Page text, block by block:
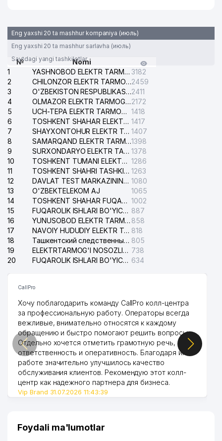
31 AKWA FOODS IMPEX XK MChJ
32
MUASSASASI
KOMPYUTER OSIYO НАУЧНО-
ТЕХНИЧЕСКИЙ ПАРК IIChK MChJ
SAKURA CITY MChJ
UNITED TRADE SYSTEM MChJ
ELECTRON MEDIA SERVIS MChJ
GABUROV EVGENIY MIHAYLOVICH
YAKKA TARTIBDAGI TADBIRKOR
AFROSIYOB-SAN'AT XUSUSIY
KORXONASI
KRILAK ASIASTROY MChJ
O'ZBEKISTON RESPUBLIKA FANLAR
AKADEMIYASI
43
O'ZBEKISTON RESPUBLIKASI
EKOLOGIYANI VA TABIATNI
MUHOFAZA QILISH DAVLAT
QO'MITASI
44 MAGNA TECHNOLOGIES MChJ
45 BISH-SERVIS MChJ
ELChINONASI
Eng yaxshi 20 ta mashhur kompaniya (июль)
Eng yaxshi 20 ta mashhur sarlavha (июль)
Saytdagi yangi tashkilotlar
№
Nomi
1
YASHNOBOD ELEKTR TARMOG'I NOSOZLIKLARI XIZMATI 3182
2
CHILONZOR ELEKTR TARMOG'I NOSOZLIK XIZMATI2459
3
O'ZBEKISTON RESPUBLIKASI BOSH PROKURATURASI ISHONCH TELEFONI2411
4
OLMAZOR ELEKTR TARMOG'I NOSOZLIKLARI XIZMATI2172
5
UCH-TEPA ELEKTR TARMOG'I NOSOZLIKLARI XIZMATI 1418
6
TOSHKENT SHAHAR ELEKTR TARMOQLARI KORXONASI AJ 1417
7
SHAYXONTOHUR ELEKTR TARMOG'I NOSOZLIKLARINI TUZATISH XIZMATI 1407
8
SAMARQAND ELEKTR TARMOQLARI AJ1398
9
SURXONDARYO ELEKTR TARMOQLARI AJ 1378
10
TOSHKENT TUMANI ELEKTR TARMOG'I AVARIYA XIZMATI 1286
11
TOSHKENT SHAHRI TASHKILOT TELEFONLARI HAQIDA MA'LUMOT BYUROSI 1263
12
DAVLAT TEST MARKAZINING ISHONCH TELEFONLARI 1080
13
O'ZBEKTELEKOM AJ
1065
14
TOSHKENT SHAHAR FUQAROLIK ISHLARI BO'YICHA SUDI 1002
15
FUQAROLIK ISHLARI BO'YICHA YAKKASAROY TUMANLARARO SUDI 887
16
YUNUSOBOD ELEKTR TARMOG'I NOSOZLIKLARI XIZMATI 858
17
NAVOIY HUDUDIY ELEKTR TARMOQLARI KORXONASI AJ 818
18
Ташкентский следственный изолятор 805
19
ELEKTRTARMOG'I NOSOZLIKLARINI TO'ZATISH SERGELI XIZMATI 738
20
FUQAROLIK ISHLARI BO'YICHA UCH-TEPA TUMANI SUDI 634
CallPro
Хочу поблагодарить команду CallPro колл-центра
за профессиональную работу. Операторы всегда
вежливые, внимательно относятся к каждому
обращению и быстро помогают решить вопросы.
Отдельно хочется отметить грамотную речь,
ответственность и оперативность. Благодаря их
работе значительно улучшилось качество
обслуживания клиентов. Рекомендую этот колл-
центр как надежного партнера для бизнеса.
Vip Brand 31.07.2026 11:43:39
Foydali ma'lumotlar